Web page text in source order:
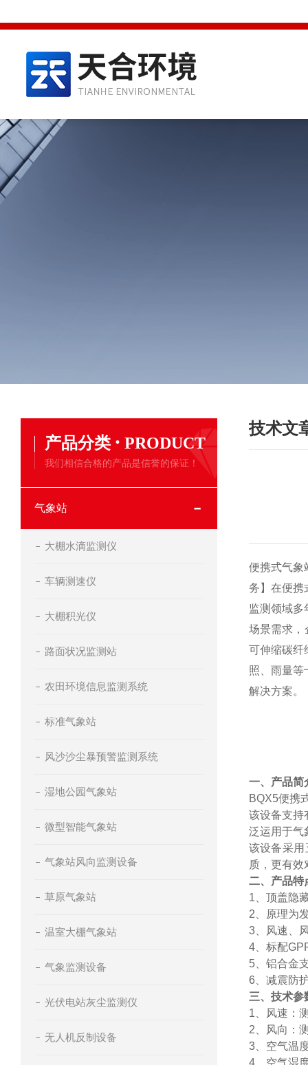
产品分类 · PRODUCT
我们相信合格的产品是信誉的保证！
气象站
大棚水滴监测仪
车辆测速仪
大棚积光仪
路面状况监测站
农田环境信息监测系统
标准气象站
风沙沙尘暴预警监测系统
湿地公园气象站
微型智能气象站
气象站风向监测设备
草原气象站
温室大棚气象站
气象监测设备
光伏电站灰尘监测仪
无人机反制设备
技术文
便携式气象
务】 在便携
监测领域多
场景需求，
可伸缩碳纤
照、雨量
解决方案。
一、产品简
BQX5便携
该设备支持
泛运用于气
该设备采
质，更有效
二、产品特
1、顶盖隐
2、原理为
3、风速、
4、标配
5、铝合金
6、减震防
三、技术参
1、风速：
2、风向：
3、空气温
4、空气湿